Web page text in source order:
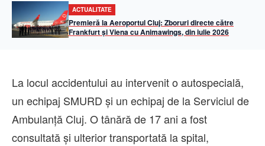
ACTUALITATE
Premieră la Aeroportul Cluj: Zboruri directe către
Frankfurt și Viena cu Animawings, din iulie 2026
La locul accidentului au intervenit o autospecială,
un echipaj SMURD și un echipaj de la Serviciul de
Ambulanță Cluj. O tânără de 17 ani a fost
consultată și ulterior transportată la spital,